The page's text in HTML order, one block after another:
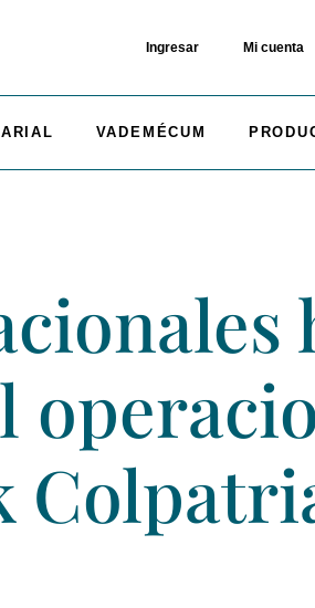
Ingresar Mi cuenta
VADEMÉCUM